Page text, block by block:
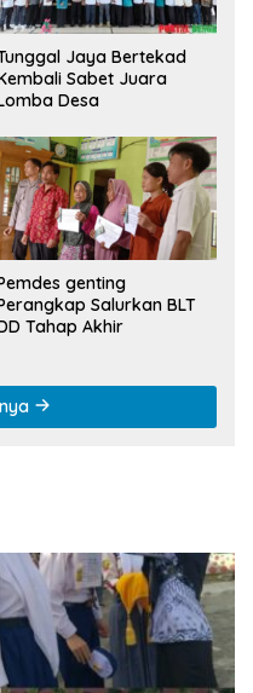
Jaya Bertekad
Sabet Juara
Desa
genting
Salurkan BLT
Tahap Akhir